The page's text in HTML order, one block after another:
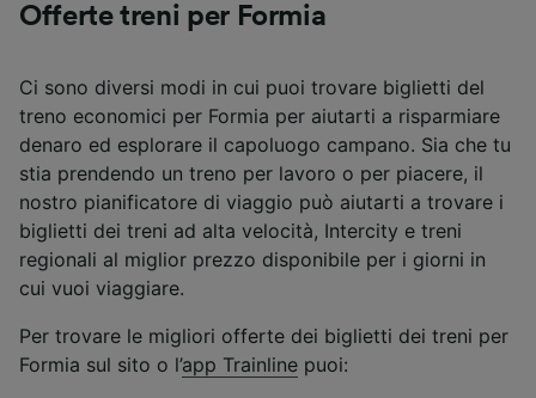
Offerte treni per Formia
Ci sono diversi modi in cui puoi trovare biglietti del
treno economici per Formia per aiutarti a risparmiare
denaro ed esplorare il capoluogo campano. Sia che tu
stia prendendo un treno per lavoro o per piacere, il
nostro pianificatore di viaggio può aiutarti a trovare i
biglietti dei treni ad alta velocità, Intercity e treni
regionali al miglior prezzo disponibile per i giorni in
cui vuoi viaggiare.
Per trovare le migliori offerte dei biglietti dei treni per
Formia sul sito o l’app Trainline puoi: